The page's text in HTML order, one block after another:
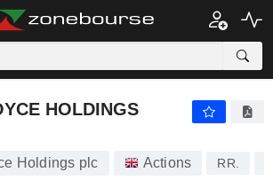
HOLDINGS
Holdings plc Actions RR.